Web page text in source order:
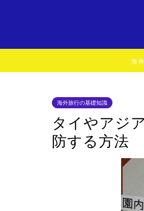
海
海外旅行の基礎知識
タイやアジ
防する方法